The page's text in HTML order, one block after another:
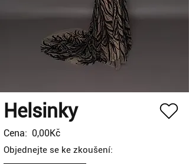
Helsinky
Cena: 0,00Kč
Objednejte se ke zkoušení: